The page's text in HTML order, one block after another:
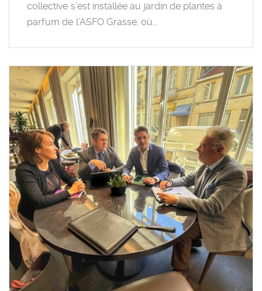
collective s’est installée au jardin de plantes à
parfum de l’ASFO Grasse, où…